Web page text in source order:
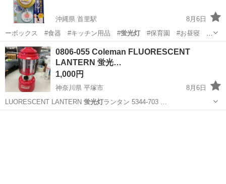
沖縄県 首里駅
8月6日
ーボックス #食器 #キッチン用品 #蛍光灯#保育園 #お昼寝
#COMBI #…
沖縄 島尻郡
0806-055 Coleman FLUORESCENT
LANTERN 蛍光…
1,000円
神奈川県 平塚市
8月6日
LUORESCENT LANTERN 蛍光灯